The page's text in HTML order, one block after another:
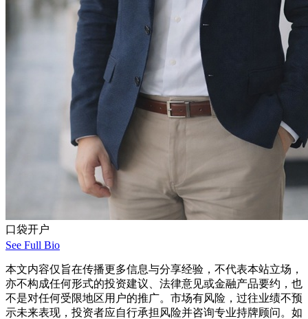
口袋开户
See Full Bio
本文内容仅旨在传播更多信息与分享经验，不代表本站立场，
亦不构成任何形式的投资建议、法律意见或金融产品要约，也
不是对任何受限地区用户的推广。市场有风险，过往业绩不预
示未来表现，投资者应自行承担风险并咨询专业持牌顾问。如